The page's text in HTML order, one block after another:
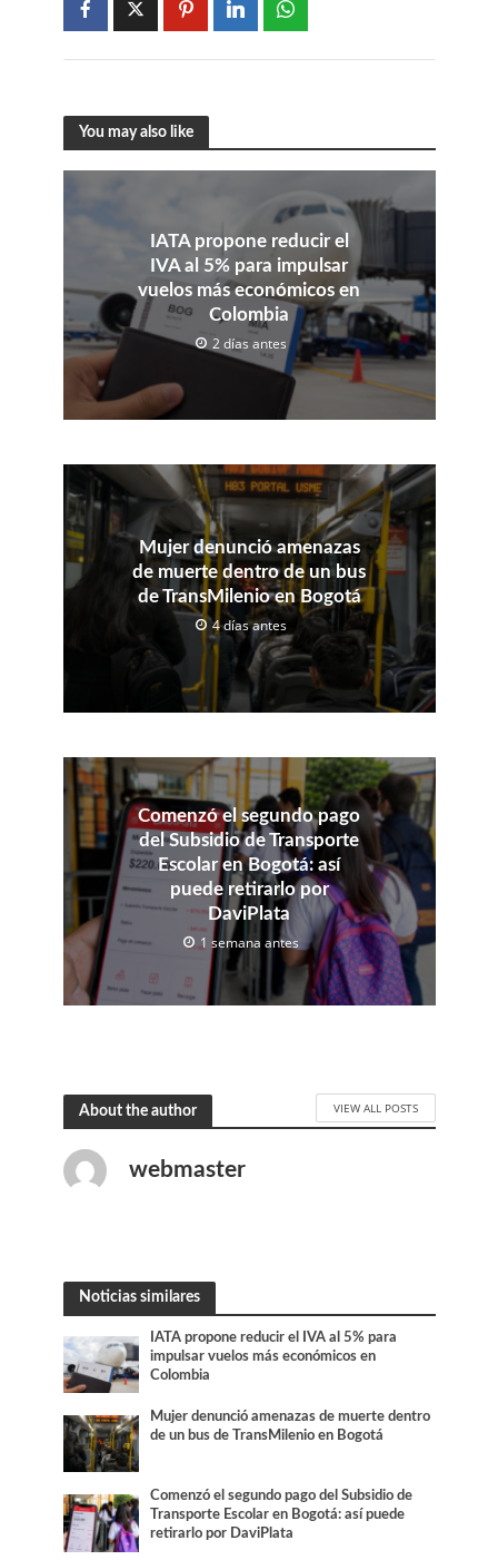
You may also like
IATA propone reducir el
IVA al 5% para impulsar
vuelos más económicos en
Colombia
2 días antes
Mujer denunció amenazas
de muerte dentro de un bus
de TransMilenio en Bogotá
4 días antes
Comenzó el segundo pago
del Subsidio de Transporte
Escolar en Bogotá: así
puede retirarlo por
DaviPlata
1 semana antes
About the author VIEW ALL POSTS
webmaster
Noticias similares
IATA propone reducir el IVA al 5% para
impulsar vuelos más económicos en
Colombia
Mujer denunció amenazas de muerte dentro
de un bus de TransMilenio en Bogotá
Comenzó el segundo pago del Subsidio de
Transporte Escolar en Bogotá: así puede
retirarlo por DaviPlata